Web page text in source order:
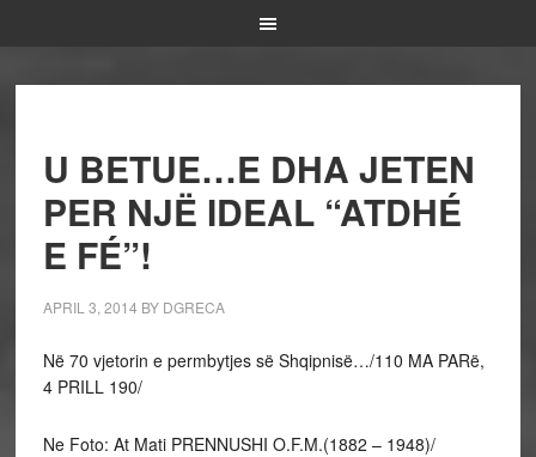
U BETUE…E DHA JETEN
PER NJË IDEAL “ATDHÉ
E FÉ”!
APRIL 3, 2014 BY DGRECA
Në 70 vjetorin e permbytjes së Shqipnisë…/110 MA PARë,
4 PRILL 190/
Ne Foto: At Mati PRENNUSHI O.F.M.(1882 – 1948)/